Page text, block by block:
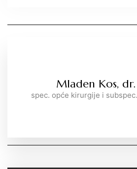
Mladen Kos,
spec. opće kirurgije i